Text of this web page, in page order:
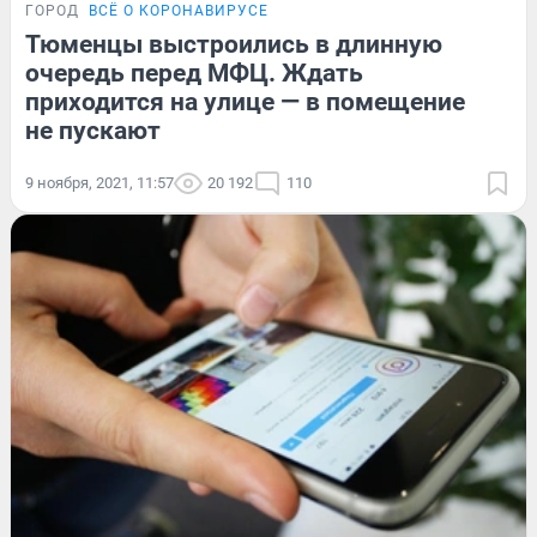
ГОРОД ВСЁ О КОРОНАВИРУСЕ
Тюменцы выстроились в длинную
очередь перед МФЦ. Ждать
приходится на улице — в помещение
не пускают
9 ноября, 2021, 11:57 20 192 110